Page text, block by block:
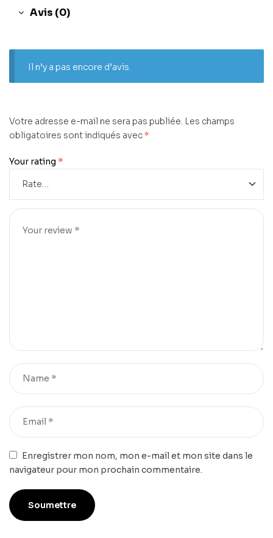
Avis (0)
Il n’y a pas encore d’avis.
Votre adresse e-mail ne sera pas publiée. Les champs
obligatoires sont indiqués avec*
Your rating *
Enregistrer mon nom, mon e-mail et mon site dans le
navigateur pour mon prochain commentaire.